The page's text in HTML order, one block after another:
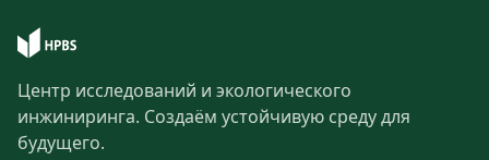
Центр исследований и экологического
инжиниринга. Создаём устойчивую среду для
будущего.